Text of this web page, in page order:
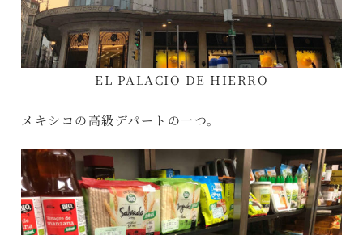
EL PALACIO DE HIERRO
メキシコの高級デパートの一つ。